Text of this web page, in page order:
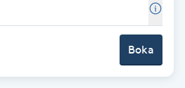
Boka